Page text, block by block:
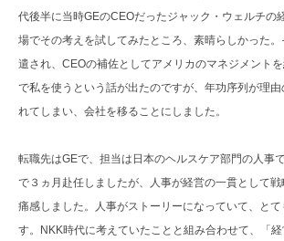
代後半に当時GEのCEOだったジャック・ウェルチの
場でその考えを試してみたところ、素晴らしかった
遣され、CEOの補佐としてアメリカのマネジメント
で私を使うという話が出たのですが、年功序列が理
れてしまい、会社を移ることにしました。
転職先はGEで、担当は日本のヘルスケア部門の人事
で３ヵ月赴任しましたが、人事が経営の一貫として戦
痛感しました。人事がストーリーになっていて、と
す。NKK時代に考えていたことと組み合わせて、「